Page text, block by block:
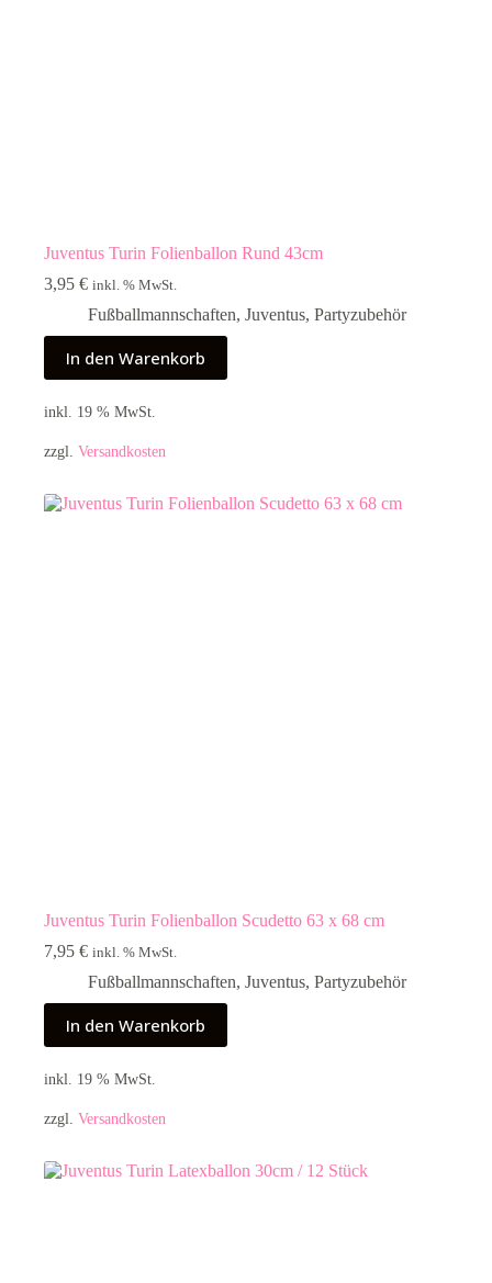
Juventus Turin Folienballon Rund 43cm
3,95 € inkl. % MwSt.
Fußballmannschaften, Juventus, Partyzubehör
In den Warenkorb
inkl. 19 % MwSt.
zzgl. Versandkosten
Juventus Turin Folienballon Scudetto 63 x 68 cm
7,95 € inkl. % MwSt.
Fußballmannschaften, Juventus, Partyzubehör
In den Warenkorb
inkl. 19 % MwSt.
zzgl. Versandkosten